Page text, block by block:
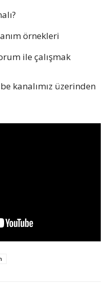
örnekleri
ile çalışmak
kanalımız üzerinden